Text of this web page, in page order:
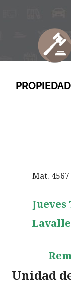
Jueves
Unidad